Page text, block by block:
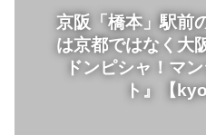
京阪「橋本」駅前
は京都ではなく大
ドンピシャ！マ
ト』【